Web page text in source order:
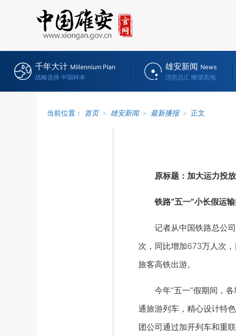
千年大计 Millennium Plan
战略选择 中国样本
雄安新闻 News
消息总汇 瞭望高地
当前位置： 首页 > 雄安新闻 > 最新播报 > 正文
原标题：加大运力投
铁路“五一”小长假运输
记者从中国铁路总公司
次，同比增加673万人次
旅客高铁出游。
今年“五一”假期间，各
通旅游列车，精心设计特
团公司通过加开列车和重